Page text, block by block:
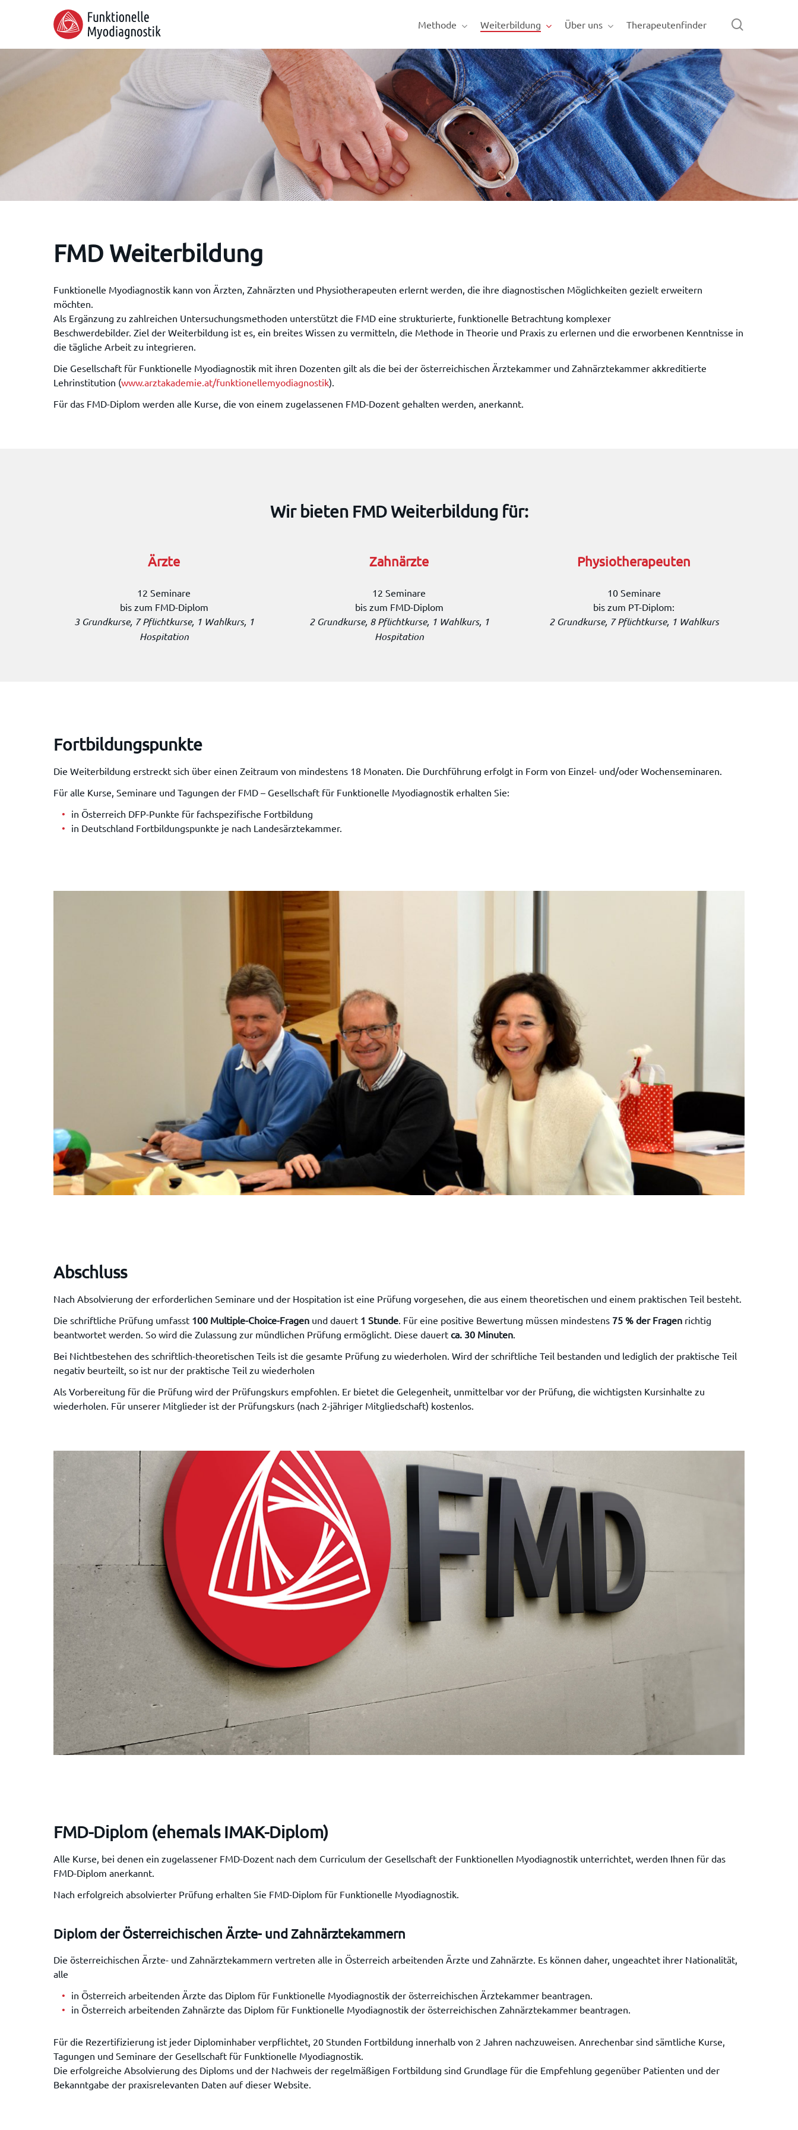
content
Methode Weiterbildung Über uns Therapeutenfinder
FMD Weiterbildung
Funktionelle Myodiagnostik kann von Ärzten, Zahnärzten und Physiotherapeuten erlernt werden, die ihre diagnostischen Möglichkeiten gezielt erweitern
möchten.
Als Ergänzung zu zahlreichen Untersuchungsmethoden unterstützt die FMD eine strukturierte, funktionelle Betrachtung komplexer
Beschwerdebilder. Ziel der Weiterbildung ist es, ein breites Wissen zu vermitteln, die Methode in Theorie und Praxis zu erlernen und die erworbenen Kenntnisse in
die tägliche Arbeit zu integrieren.
Die Gesellschaft für Funktionelle Myodiagnostik mit ihren Dozenten gilt als die bei der österreichischen Ärztekammer und Zahnärztekammer akkreditierte
Lehrinstitution (www.arztakademie.at/funktionellemyodiagnostik).
Für das FMD-Diplom werden alle Kurse, die von einem zugelassenen FMD-Dozent gehalten werden, anerkannt.
Wir bieten FMD Weiterbildung für:
Ärzte
12 Seminare
bis zum FMD-Diplom
3 Grundkurse, 7 Pflichtkurse, 1 Wahlkurs, 1
Hospitation
Zahnärzte
12 Seminare
bis zum FMD-Diplom
2 Grundkurse, 8 Pflichtkurse, 1 Wahlkurs, 1
Hospitation
Physiotherapeuten
10 Seminare
bis zum PT-Diplom:
2 Grundkurse, 7 Pflichtkurse, 1 Wahlkurs
Fortbildungspunkte
Die Weiterbildung erstreckt sich über einen Zeitraum von mindestens 18 Monaten. Die Durchführung erfolgt in Form von Einzel- und/oder Wochenseminaren.
Für alle Kurse, Seminare und Tagungen der FMD – Gesellschaft für Funktionelle Myodiagnostik erhalten Sie:
in Österreich DFP-Punkte für fachspezifische Fortbildung
in Deutschland Fortbildungspunkte je nach Landesärztekammer.
Abschluss
Nach Absolvierung der erforderlichen Seminare und der Hospitation ist eine Prüfung vorgesehen, die aus einem theoretischen und einem praktischen Teil besteht.
Die schriftliche Prüfung umfasst 100 Multiple-Choice-Fragen und dauert 1 Stunde. Für eine positive Bewertung müssen mindestens 75 % der Fragen richtig
beantwortet werden. So wird die Zulassung zur mündlichen Prüfung ermöglicht. Diese dauertca. 30 Minuten.
Bei Nichtbestehen des schriftlich-theoretischen Teils ist die gesamte Prüfung zu wiederholen. Wird der schriftliche Teil bestanden und lediglich der praktische Teil
negativ beurteilt, so ist nur der praktische Teil zu wiederholen
Als Vorbereitung für die Prüfung wird der Prüfungskurs empfohlen. Er bietet die Gelegenheit, unmittelbar vor der Prüfung, die wichtigsten Kursinhalte zu
wiederholen. Für unserer Mitglieder ist der Prüfungskurs (nach 2-jähriger Mitgliedschaft) kostenlos.
FMD-Diplom (ehemals IMAK-Diplom)
Alle Kurse, bei denen ein zugelassener FMD-Dozent nach dem Curriculum der Gesellschaft der Funktionellen Myodiagnostik unterrichtet, werden Ihnen für das
FMD-Diplom anerkannt.
Nach erfolgreich absolvierter Prüfung erhalten Sie FMD-Diplom für Funktionelle Myodiagnostik.
Diplom der Österreichischen Ärzte- und Zahnärztekammern
Die österreichischen Ärzte- und Zahnärztekammern vertreten alle in Österreich arbeitenden Ärzte und Zahnärzte. Es können daher, ungeachtet ihrer Nationalität,
alle
in Österreich arbeitenden Ärzte das Diplom für Funktionelle Myodiagnostik der österreichischen Ärztekammer beantragen.
in Österreich arbeitenden Zahnärzte das Diplom für Funktionelle Myodiagnostik der österreichischen Zahnärztekammer beantragen.
Für die Rezertifizierung ist jeder Diplominhaber verpflichtet, 20 Stunden Fortbildung innerhalb von 2 Jahren nachzuweisen. Anrechenbar sind sämtliche Kurse,
Tagungen und Seminare der Gesellschaft für Funktionelle Myodiagnostik.
Die erfolgreiche Absolvierung des Diploms und der Nachweis der regelmäßigen Fortbildung sind Grundlage für die Empfehlung gegenüber Patienten und der
Bekanntgabe der praxisrelevanten Daten auf dieser Website.